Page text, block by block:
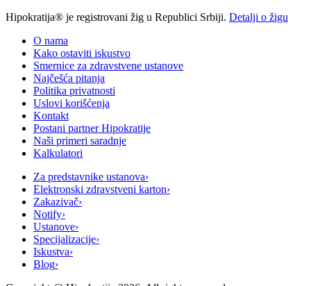
Hipokratija® je registrovani žig u Republici Srbiji. Detalji o žigu
O nama
Kako ostaviti iskustvo
Smernice za zdravstvene ustanove
Najčešća pitanja
Politika privatnosti
Uslovi korišćenja
Kontakt
Postani partner Hipokratije
Naši primeri saradnje
Kalkulatori
Za predstavnike ustanova›
Elektronski zdravstveni karton›
Zakazivač›
Notify›
Ustanove›
Specijalizacije›
Iskustva›
Blog›